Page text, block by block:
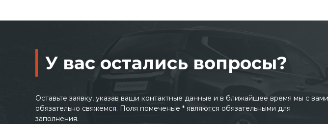
У вас остались вопросы?
Оставьте заявку, указав ваши контактные данные и в ближайшее время мы с вами
обязательно свяжемся. Поля помеченые * являются обязательными для
заполнения.